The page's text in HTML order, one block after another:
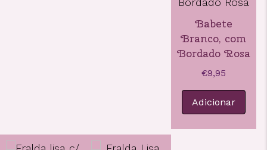
Babete
Branco, com
Bordado Rosa
€9,95
Adicionar